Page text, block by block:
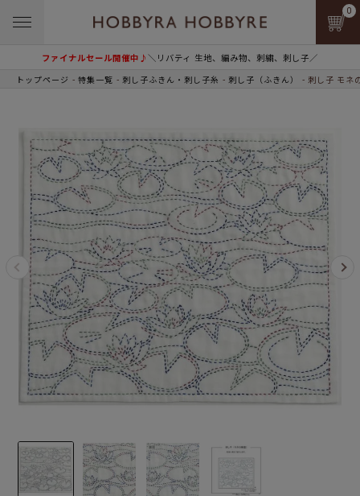
ファイナルセール開催中♪＼リバティ 生地、編み物、刺繍、刺し子／
0
トップページ 特集一覧 刺し子ふきん・刺し子糸 刺し子（ふきん） 刺し子 モネ